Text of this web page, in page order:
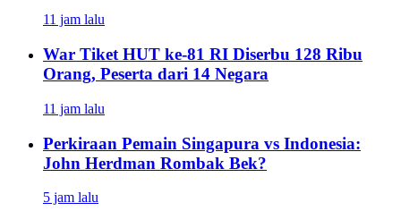
11 jam lalu
War Tiket HUT ke-81 RI Diserbu 128 Ribu
Orang, Peserta dari 14 Negara
11 jam lalu
Perkiraan Pemain Singapura vs Indonesia:
John Herdman Rombak Bek?
5 jam lalu